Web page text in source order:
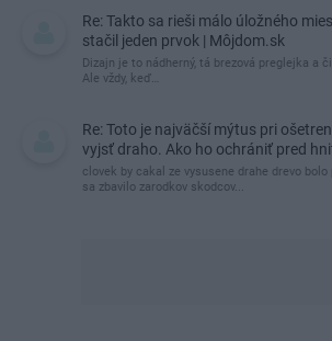
Re: Takto sa rieši málo úložného
stačil jeden prvok | Môjdom.sk
Dizajn je to nádherný, tá brezová preglejka a
Ale vždy, keď…
Re: Toto je najväčší mýtus pri
vyjsť draho. Ako ho ochrániť pred
clovek by cakal ze vysusene drahe drevo
sa zbavilo zarodkov skodcov...